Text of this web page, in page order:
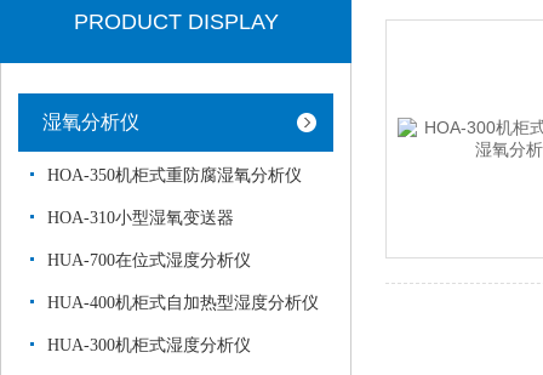
PRODUCT DISPLAY
湿氧分析仪
HOA-350机柜式重防腐湿氧分析仪
HOA-310小型湿氧变送器
HUA-700在位式湿度分析仪
HUA-400机柜式自加热型湿度分析仪
HUA-300机柜式湿度分析仪